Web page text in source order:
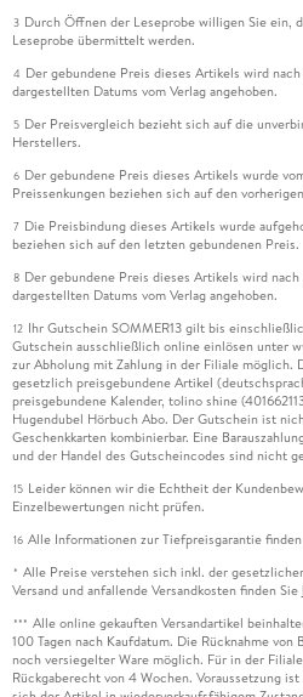
3 Durch Öffnen der Leseprobe willigen Sie ein,
Leseprobe übermittelt werden.
4 Der gebundene Preis dieses Artikels wird
dargestellten Datums vom Verlag angehoben.
5 Der Preisvergleich bezieht sich auf die
Herstellers.
6 Der gebundene Preis dieses Artikels wurde
Preissenkungen beziehen sich auf den
7 Die Preisbindung dieses Artikels wurde
beziehen sich auf den letzten gebundenen Preis.
8 Der gebundene Preis dieses Artikels wird
dargestellten Datums vom Verlag angehoben.
12 Ihr Gutschein SOMMER13 gilt bis
Gutschein ausschließlich online einlösen unter
zur Abholung mit Zahlung in der Filiale
gesetzlich preisgebundene Artikel
preisgebundene Kalender, tolino shine
Hugendubel Hörbuch Abo. Der Gutschein ist
Geschenkkarten kombinierbar. Eine
und der Handel des Gutscheincodes sind nicht
15 Leider können wir die Echtheit der
Einzelbewertungen nicht prüfen.
16 Alle Informationen zur Tiefpreisgarantie
* Alle Preise verstehen sich inkl. der
Versand und anfallende Versandkosten finden Sie
*** Alle online gekauften Versandartikel
100 Tagen nach Kaufdatum. Die Rücknahme
noch versiegelter Ware möglich. Für in der
Rückgaberecht von 4 Wochen. Voraussetzung